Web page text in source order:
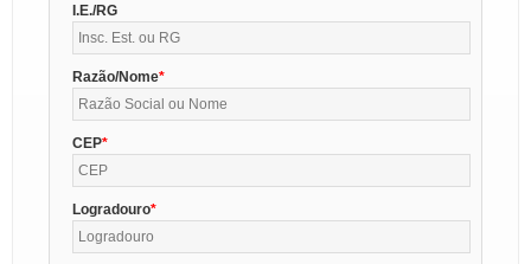
I.E./RG
Razão/Nome
CEP
Logradouro